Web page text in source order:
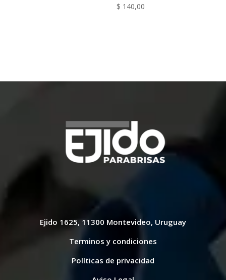
$ 140,00
Ejido 1625, 11300 Montevideo, Uruguay
Terminos y condiciones
Políticas de privacidad